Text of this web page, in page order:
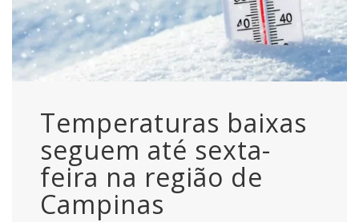
Temperaturas baixas
seguem até sexta-
feira na região de
Campinas